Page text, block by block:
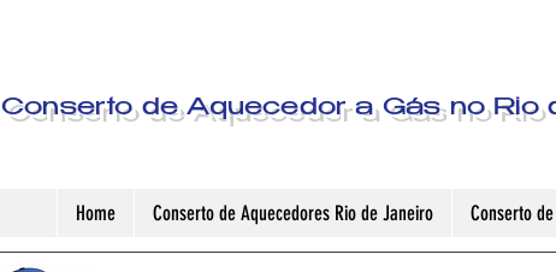
Conserto de Aquecedor a Gás no Rio
Home Conserto de Aquecedores Rio de Janeiro Conserto